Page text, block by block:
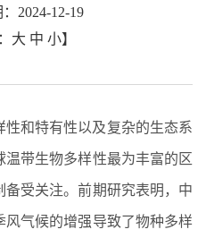
2024-12-19
大 中 小】
性和特有性以及复杂的生态系
带生物多样性最为丰富的区
受关注。前期研究表明，中
气候的增强导致了物种多样